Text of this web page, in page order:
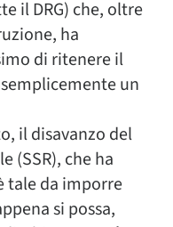
il DRG) che, oltre
ha
di ritenere il
un
il disavanzo del
(SSR), che ha
tale da imporre
si possa,